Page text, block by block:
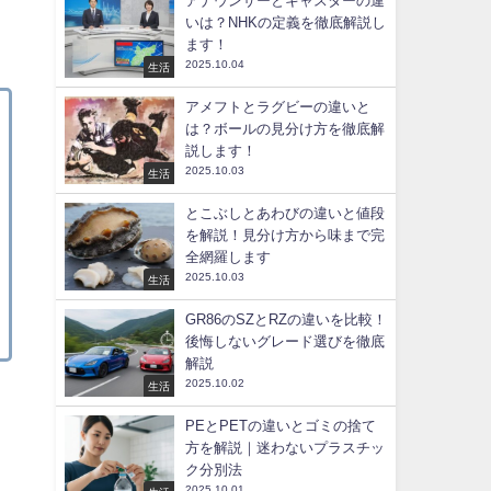
生活
いは？NHKの定義を徹底解説し
ます！
2025.10.04
生活
アメフトとラグビーの違いと
は？ボールの見分け方を徹底解
説します！
2025.10.03
生活
とこぶしとあわびの違いと値段
を解説！見分け方から味まで完
全網羅します
2025.10.03
生活
GR86のSZとRZの違いを比較！
後悔しないグレード選びを徹底
解説
2025.10.02
PEとPETの違いとゴミの捨て
方を解説｜迷わないプラスチッ
ク分別法